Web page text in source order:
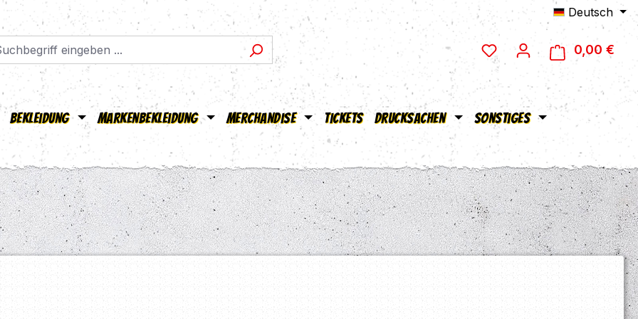
Deutsch
0,00 €
Bekleidung Markenbekleidung Merchandise Tickets Drucksachen Sonstiges